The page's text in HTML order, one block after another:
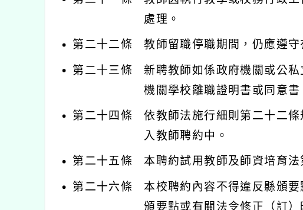
處理。
第二十二條 教師留職停職期間，仍應遵
第二十三條
新聘教師如係政府機關或公
機關學校離職證明書或同意書
第二十四條 依教師法施行細則第二十二
入教師聘約中。
第二十五條 本聘約試用教師及師資培育
第二十六條
本校聘約內容不得違反縣頒
頒要點或有關法令修正（訂）